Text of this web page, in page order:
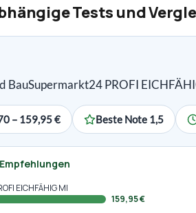
Tests und
BauSupermarkt24 PROFI
– 159,95 € Beste Note 1,5
EICHFÄHIG MI
159,95 €